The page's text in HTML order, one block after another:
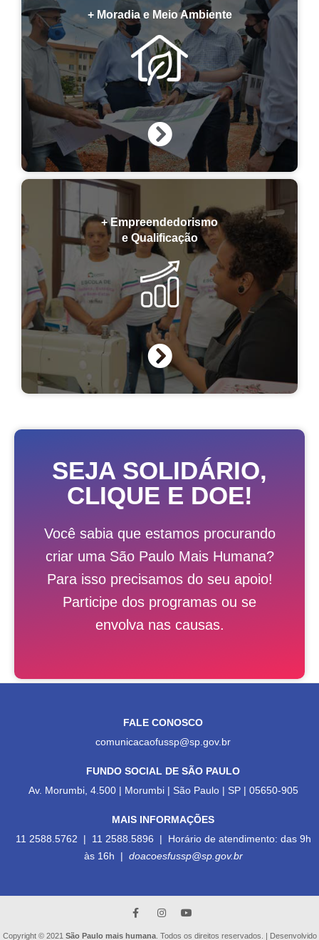
+ Moradia e Meio Ambiente
+ Empreendedorismo
e Qualificação
SEJA SOLIDÁRIO,
CLIQUE E DOE!
Você sabia que estamos procurando
criar uma São Paulo Mais Humana?
Para isso precisamos do seu apoio!
Participe dos programas ou se
envolva nas causas.
FALE CONOSCO
comunicacaofussp@sp.gov.br
FUNDO SOCIAL DE SÃO PAULO
Av. Morumbi, 4.500 | Morumbi | São Paulo | SP | 05650-905
MAIS INFORMAÇÕES
11 2588.5762 | 11 2588.5896 | Horário de atendimento: das 9h
às 16h | doacoesfussp@sp.gov.br
Copyright © 2021 São Paulo mais humana. Todos os direitos reservados. | Desenvolvido